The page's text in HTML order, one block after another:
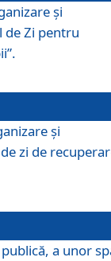
și
de Zi pentru
şi
zi de
a unor